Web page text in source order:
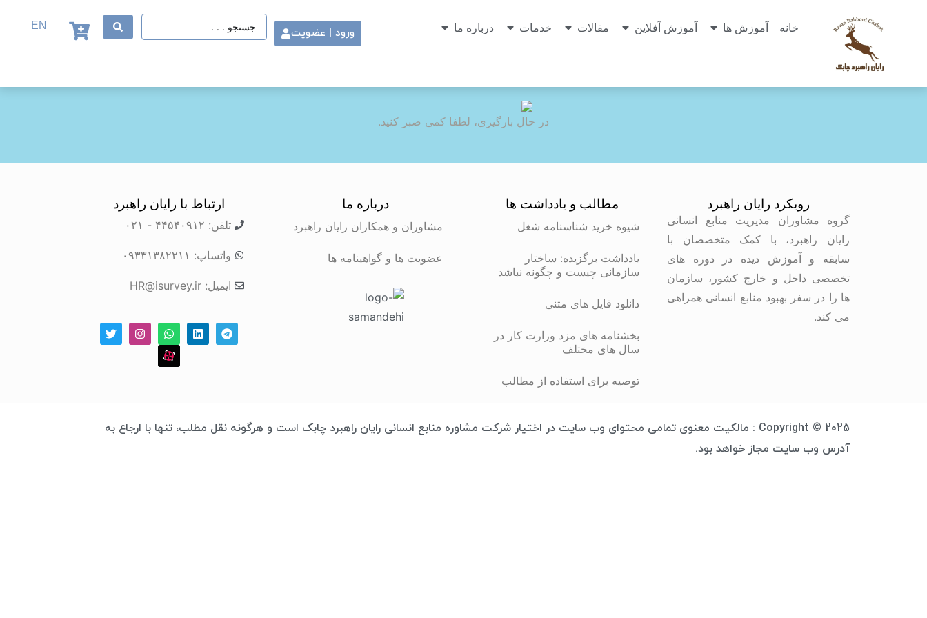
خانه آموزش ها آموزش آفلاین مقالات خدمات درباره ما ورود | عضویت
EN
در حال بارگیری، لطفا کمی صبر کنید.
رویکرد رایان راهبرد
گروه مشاوران مدیریت منابع انسانی
رایان راهبرد، با کمک متخصصان با
سابقه و آموزش دیده در دوره های
تخصصی داخل و خارج کشور، سازمان
ها را در سفر بهبود منابع انسانی همراهی
می کند.
مطالب و یادداشت ها
شیوه خرید شناسنامه شغل
یادداشت برگزیده: ساختار
سازمانی چیست و چگونه نباشد
دانلود فایل های متنی
بخشنامه های مزد وزارت کار در
سال های مختلف
توصیه برای استفاده از مطالب
درباره ما
مشاوران و همکاران رایان راهبرد
عضویت ها و گواهینامه ها
ارتباط با رایان راهبرد
تلفن: ۴۴۵۴۰۹۱۲ - ۰۲۱
واتساپ: ۰۹۳۳۱۳۸۲۲۱۱
ایمیل: HR@isurvey.ir
Copyright © 2025 : مالکیت معنوی تمامی محتوای وب سایت در اختیار شرکت مشاوره منابع انسانی رایان راهبرد چابک است و هرگونه نقل مطلب، تنها با ارجاع به
آدرس وب سایت مجاز خواهد بود.